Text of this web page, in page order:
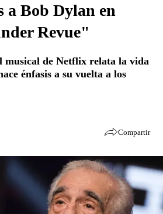
a Bob Dylan en
Revue"
musical de Netflix relata la vida
énfasis a su vuelta a los
Compartir